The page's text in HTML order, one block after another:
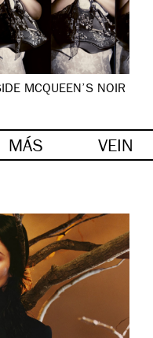
MCQUEEN’S NOIR
MÁS VEIN